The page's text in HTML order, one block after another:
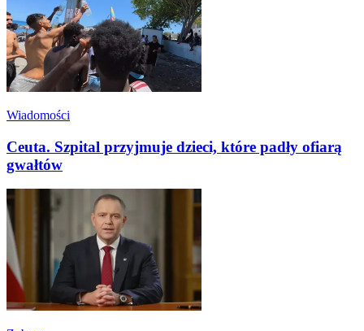
Wiadomości
Ceuta. Szpital przyjmuje dzieci, które padły ofiarą
gwałtów